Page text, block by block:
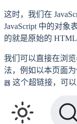
这时，我们在
JavaScript 中的对象
的就是原始的 HTML
我们可以直接在浏览
法，例如以本页面
器 这个超链接，可